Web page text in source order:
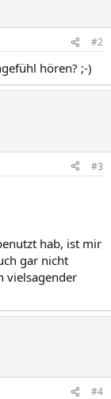
#2
hören? ;-)
#3
hab, ist mir
gar nicht
vielsagender
#4